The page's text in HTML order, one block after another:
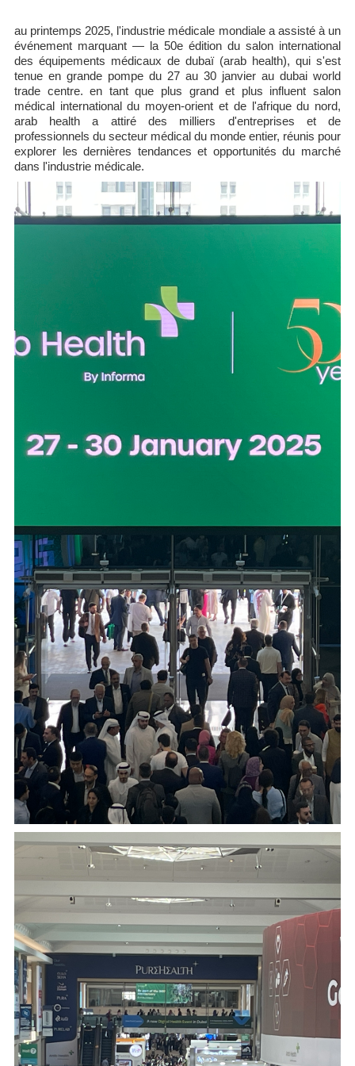
au printemps 2025, l'industrie médicale mondiale a assisté à un
événement marquant — la 50e édition du salon international
des équipements médicaux de dubaï (arab health), qui s'est
tenue en grande pompe du 27 au 30 janvier au dubai world
trade centre. en tant que plus grand et plus influent salon
médical international du moyen-orient et de l'afrique du nord,
arab health a attiré des milliers d'entreprises et de
professionnels du secteur médical du monde entier, réunis pour
explorer les dernières tendances et opportunités du marché
dans l'industrie médicale.